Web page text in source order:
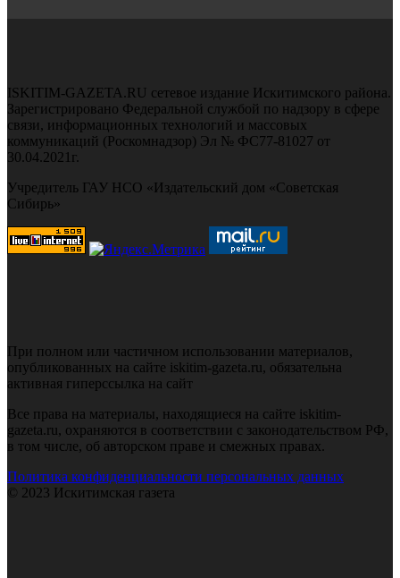
ISKITIM-GAZETA.RU сетевое издание Искитимского района.
Зарегистрировано Федеральной службой по надзору в сфере
связи, информационных технологий и массовых
коммуникаций (Роскомнадзор) Эл № ФС77-81027 от
30.04.2021г.
Учредитель ГАУ НСО «Издательский дом «Советская
Сибирь»
При полном или частичном использовании материалов,
опубликованных на сайте iskitim-gazeta.ru, обязательна
активная гиперссылка на сайт
Все права на материалы, находящиеся на сайте iskitim-
gazeta.ru, охраняются в соответствии с законодательством РФ,
в том числе, об авторском праве и смежных правах.
Политика конфиденциальности персональных данных
© 2023 Искитимская газета